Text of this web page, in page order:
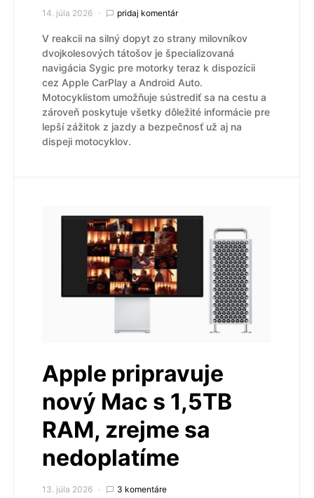
14. júla 2026 pridaj komentár
V reakcii na silný dopyt zo strany milovníkov
dvojkolesových tátošov je špecializovaná
navigácia Sygic pre motorky teraz k dispozícii
cez Apple CarPlay a Android Auto.
Motocyklistom umožňuje sústrediť sa na cestu a
zároveň poskytuje všetky dôležité informácie pre
lepší zážitok z jazdy a bezpečnosť už aj na
dispeji motocyklov.
Apple pripravuje
nový Mac s 1,5TB
RAM, zrejme sa
nedoplatíme
13. júla 2026 3 komentáre